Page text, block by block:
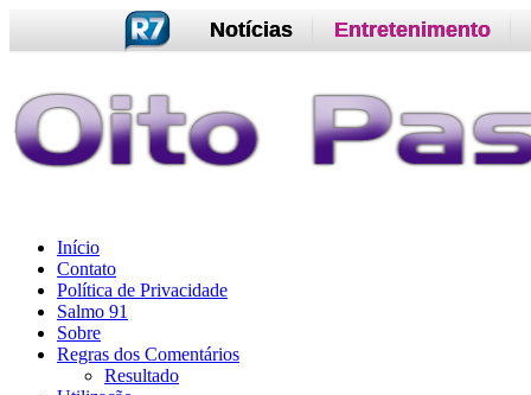
Notícias Entretenimento
Início
Contato
Política de Privacidade
Salmo 91
Sobre
Regras dos Comentários
Resultado